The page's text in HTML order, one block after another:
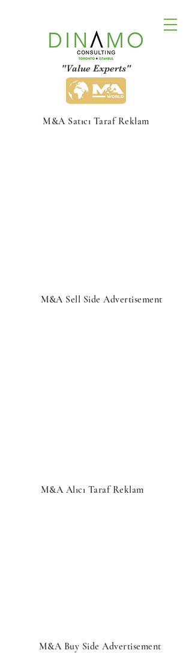
"Value Experts"
M&A Satıcı Taraf Reklam
M&A Sell Side Advertisement
M&A Alıcı Taraf Reklam
M&A Buy Side Advertisement